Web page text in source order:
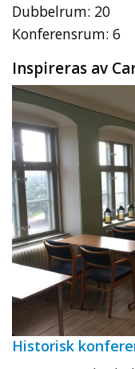
Dubbelrum: 20
Konferensrum: 6
Inspireras av
Historisk